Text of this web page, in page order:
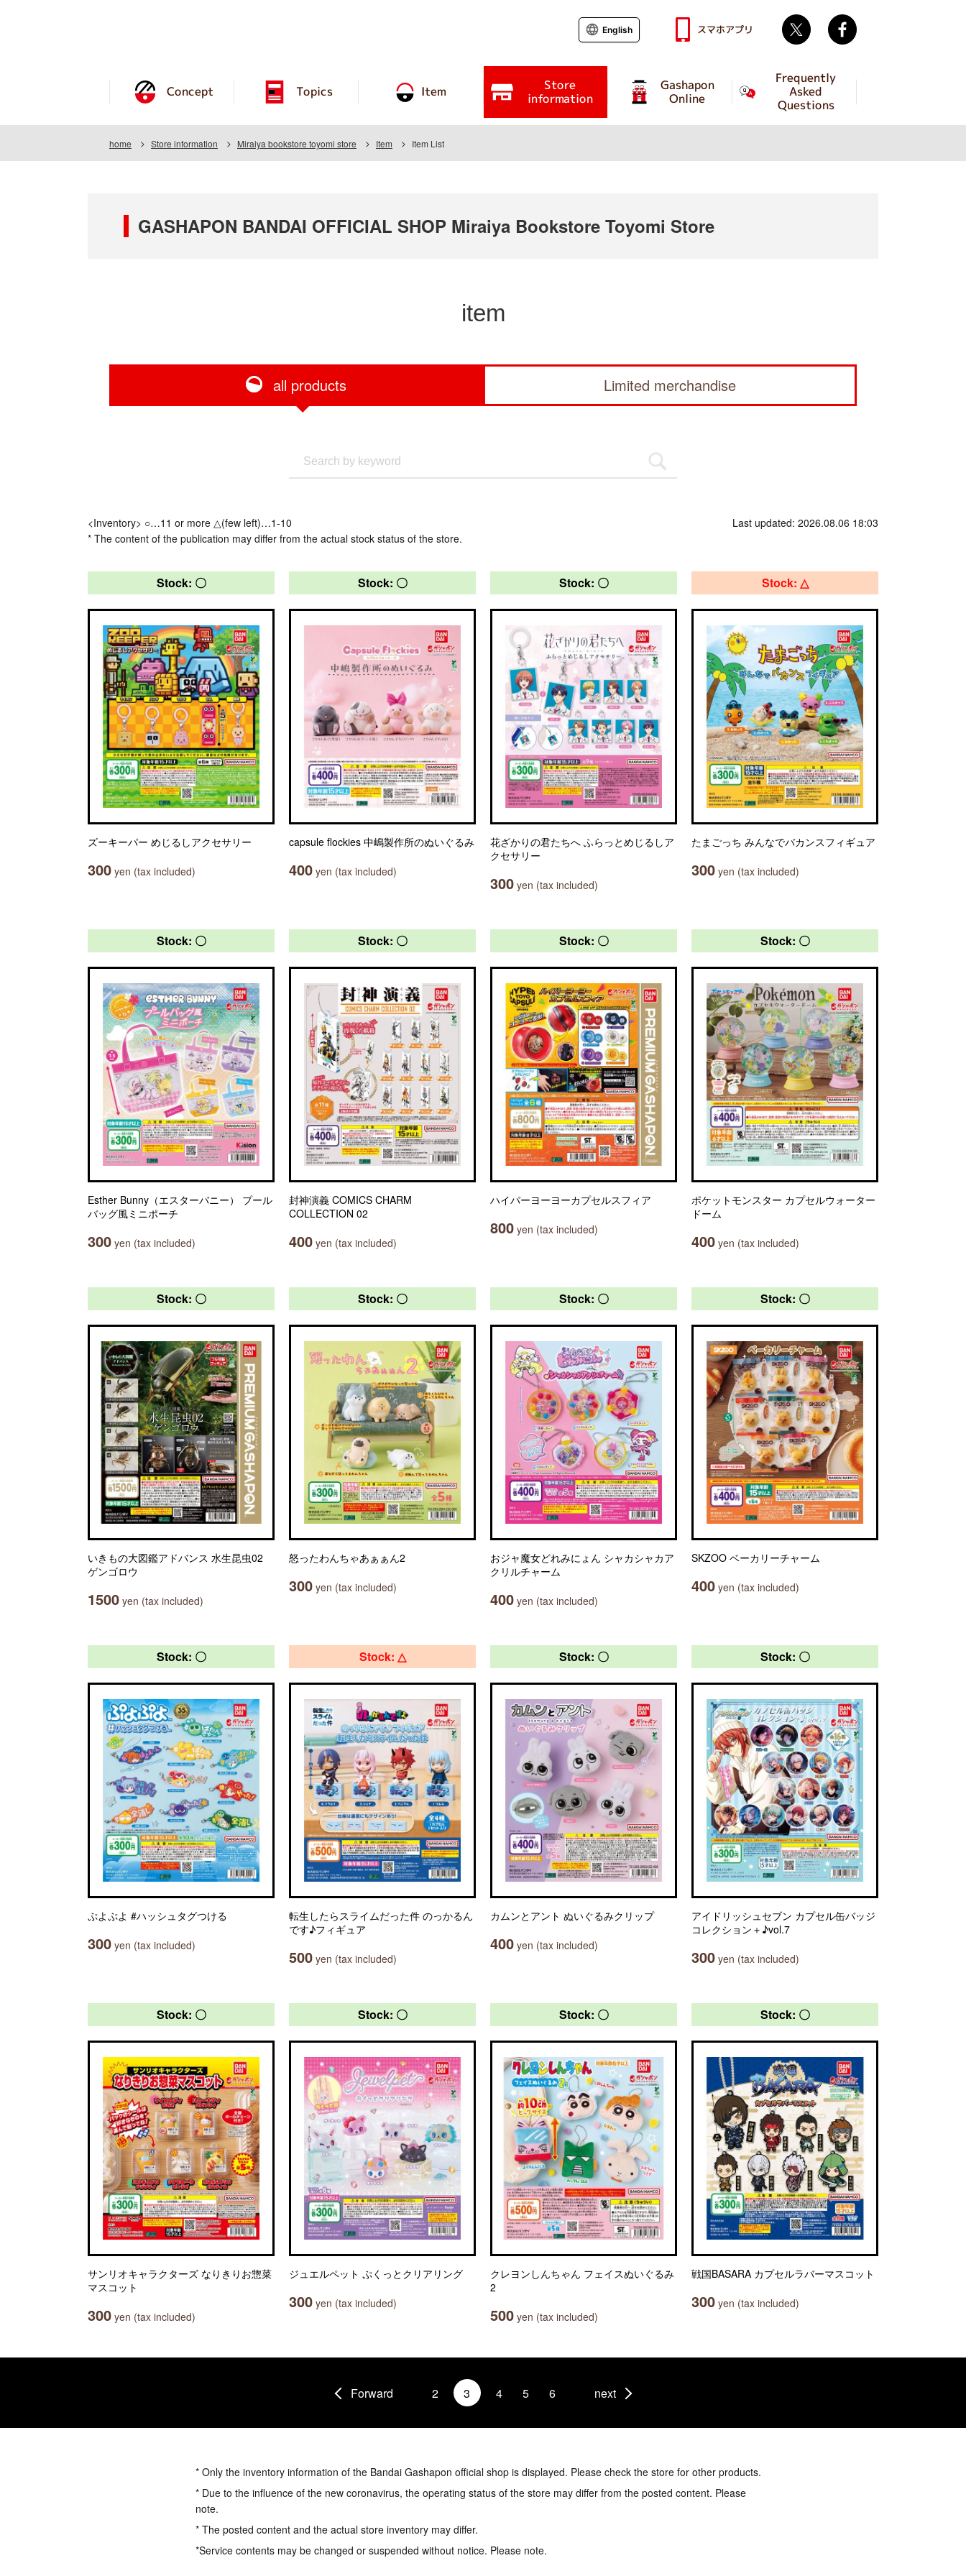
Concept Topics Item Store
information
Gashapon
Online
Frequently
Asked
Questions
English スマホアプリ Twitter
home Store information Miraiya bookstore toyomi store Item Item List
GASHAPON BANDAI OFFICIAL SHOP Miraiya Bookstore Toyomi Store
item
all products Limited merchandise
<Inventory> ○…11 or more △(few left)…1-10
* The content of the publication may differ from the actual stock status of the store.
Last updated: 2026.08.06 18:03
Stock: 〇
ズーキーパー めじるしアクセサリー
300 yen (tax included)
Stock: 〇
capsule flockies 中嶋製作所のぬいぐるみ
400 yen (tax included)
Stock: 〇
花ざかりの君たちへ ふらっとめじるしア
クセサリー
300 yen (tax included)
Stock: △
たまごっち みんなでバカンスフィギュア
300 yen (tax included)
Stock: 〇
Esther Bunny（エスターバニー） プール
バッグ風ミニポーチ
300 yen (tax included)
Stock: 〇
封神演義 COMICS CHARM
COLLECTION 02
400 yen (tax included)
Stock: 〇
ハイパーヨーヨーカプセルスフィア
800 yen (tax included)
Stock: 〇
ポケットモンスター カプセルウォーター
ドーム
400 yen (tax included)
Stock: 〇
いきもの大図鑑アドバンス 水生昆虫02
ゲンゴロウ
1500 yen (tax included)
Stock: 〇
怒ったわんちゃあぁぁん2
300 yen (tax included)
Stock: 〇
おジャ魔女どれみにょん シャカシャカア
クリルチャーム
400 yen (tax included)
Stock: 〇
SKZOO ベーカリーチャーム
400 yen (tax included)
Stock: 〇
ぷよぷよ #ハッシュタグつける
300 yen (tax included)
Stock: △
転生したらスライムだった件 のっかるん
です♪フィギュア
500 yen (tax included)
Stock: 〇
カムンとアント ぬいぐるみクリップ
400 yen (tax included)
Stock: 〇
アイドリッシュセブン カプセル缶バッジ
コレクション＋♪vol.7
300 yen (tax included)
Stock: 〇
サンリオキャラクターズ なりきりお惣菜
マスコット
300 yen (tax included)
Stock: 〇
ジュエルペット ぷくっとクリアリング
300 yen (tax included)
Stock: 〇
クレヨンしんちゃん フェイスぬいぐるみ
2
500 yen (tax included)
Stock: 〇
戦国BASARA カプセルラバーマスコット
300 yen (tax included)
Forward 2 3 4 5 6 next
* Only the inventory information of the Bandai Gashapon official shop is displayed. Please check the store for other products.
* Due to the influence of the new coronavirus, the operating status of the store may differ from the posted content. Please
note.
* The posted content and the actual store inventory may differ.
*Service contents may be changed or suspended without notice. Please note.